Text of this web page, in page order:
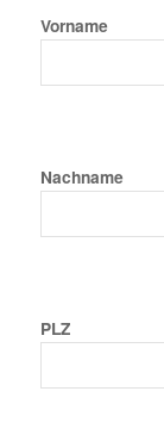
Vorname
Nachname
PLZ